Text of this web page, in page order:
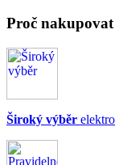
Proč
Široký výběr